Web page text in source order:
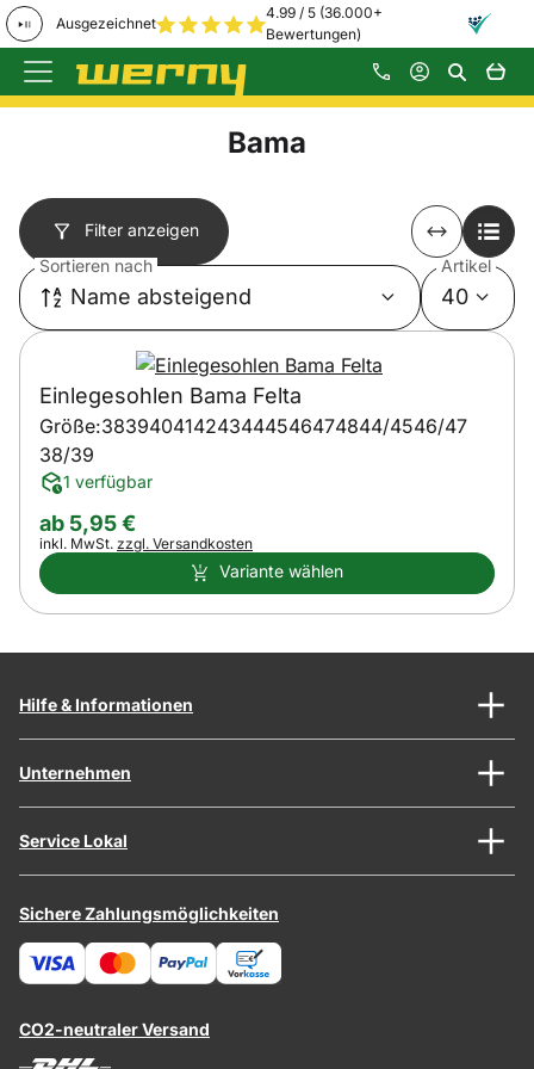
Ausgezeichnet
4.99 / 5 (36.000+
Bewertungen)
Zum Hauptinhalt springen
Bama
Filter anzeigen
Sortieren nach
Name absteigend
Artikel
40
Einlegesohlen Bama Felta
Größe:383940414243444546474844/4546/47
38/39
1 verfügbar
ab:
ab 5,95€
Steuerhinweis:
inkl. MwSt. zzgl. Versandkosten
Variante wählen
Hilfe & Informationen
Unternehmen
Service Lokal
Sichere Zahlungsmöglichkeiten
CO2-neutraler Versand